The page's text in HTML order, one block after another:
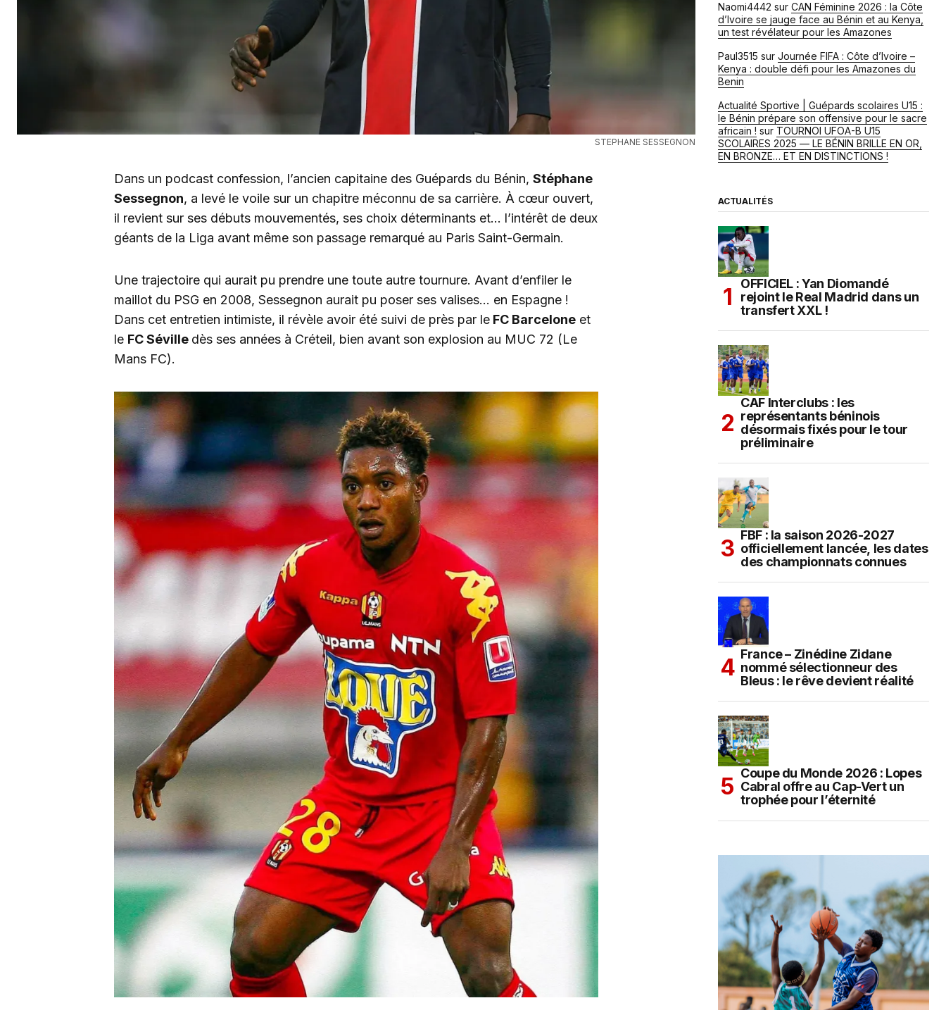
STEPHANE SESSEGNON
Dans un podcast confession, l’ancien capitaine des Guépards du Bénin, Stéphane
Sessegnon, a levé le voile sur un chapitre méconnu de sa carrière. À cœur ouvert,
il revient sur ses débuts mouvementés, ses choix déterminants et… l’intérêt de deux
géants de la Liga avant même son passage remarqué au Paris Saint-Germain.
Une trajectoire qui aurait pu prendre une toute autre tournure. Avant d’enfiler le
maillot du PSG en 2008, Sessegnon aurait pu poser ses valises… en Espagne !
Dans cet entretien intimiste, il révèle avoir été suivi de près par le FC Barcelone et
le FC Séville dès ses années à Créteil, bien avant son explosion au MUC 72 (Le
Mans FC).
Naomi4442 sur CAN Féminine 2026 : la Côte
d’Ivoire se jauge face au Bénin et au Kenya,
un test révélateur pour les Amazones
Paul3515 sur Journée FIFA : Côte d’Ivoire –
Kenya : double défi pour les Amazones du
Benin
Actualité Sportive | Guépards scolaires U15 :
le Bénin prépare son offensive pour le sacre
africain ! sur TOURNOI UFOA-B U15
SCOLAIRES 2025 — LE BÉNIN BRILLE EN OR,
EN BRONZE… ET EN DISTINCTIONS !
ACTUALITÉS
OFFICIEL : Yan Diomandé
rejoint le Real Madrid dans un
transfert XXL !
CAF Interclubs : les
représentants béninois
désormais fixés pour le tour
préliminaire
FBF : la saison 2026-2027
officiellement lancée, les dates
des championnats connues
France – Zinédine Zidane
nommé sélectionneur des
Bleus : le rêve devient réalité
Coupe du Monde 2026 : Lopes
Cabral offre au Cap-Vert un
trophée pour l’éternité